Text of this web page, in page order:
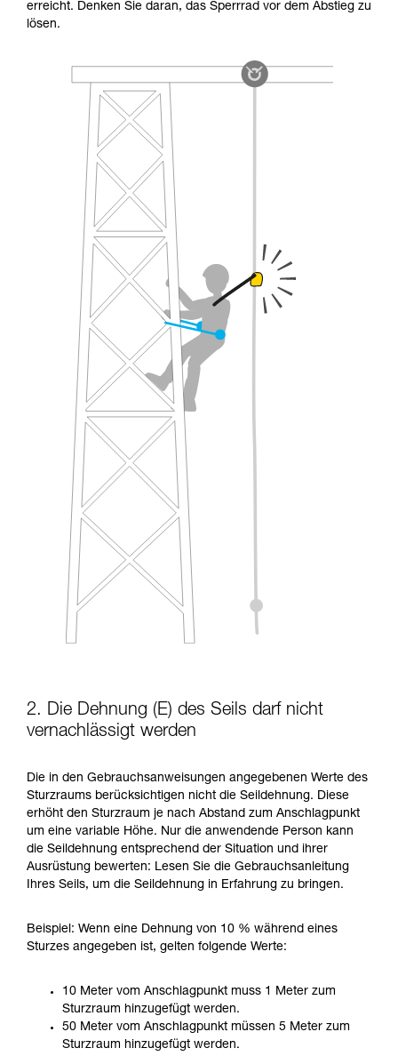
erreicht. Denken Sie daran, das Sperrrad vor dem Abstieg zu
lösen.
2. Die Dehnung (E) des Seils darf nicht
vernachlässigt werden
Die in den Gebrauchsanweisungen angegebenen Werte des
Sturzraums berücksichtigen nicht die Seildehnung. Diese
erhöht den Sturzraum je nach Abstand zum Anschlagpunkt
um eine variable Höhe. Nur die anwendende Person kann
die Seildehnung entsprechend der Situation und ihrer
Ausrüstung bewerten: Lesen Sie die Gebrauchsanleitung
Ihres Seils, um die Seildehnung in Erfahrung zu bringen.
Beispiel: Wenn eine Dehnung von 10 % während eines
Sturzes angegeben ist, gelten folgende Werte:
10 Meter vom Anschlagpunkt muss 1 Meter zum
Sturzraum hinzugefügt werden.
50 Meter vom Anschlagpunkt müssen 5 Meter zum
Sturzraum hinzugefügt werden.